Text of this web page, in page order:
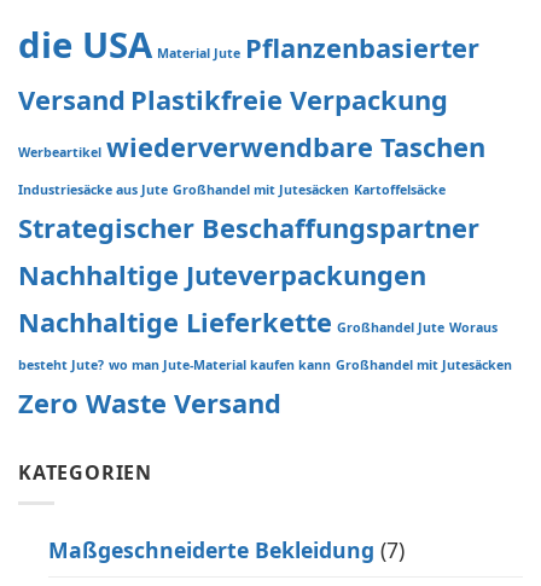
die USA Material Jute Pflanzenbasierter
Versand Plastikfreie Verpackung
Werbeartikel wiederverwendbare Taschen
Industriesäcke aus Jute Großhandel mit Jutesäcken Kartoffelsäcke
Strategischer Beschaffungspartner
Nachhaltige Juteverpackungen
Nachhaltige Lieferkette Großhandel Jute Woraus
besteht Jute? wo man Jute-Material kaufen kann Großhandel mit Jutesäcken
Zero Waste Versand
KATEGORIEN
Maßgeschneiderte Bekleidung (7)